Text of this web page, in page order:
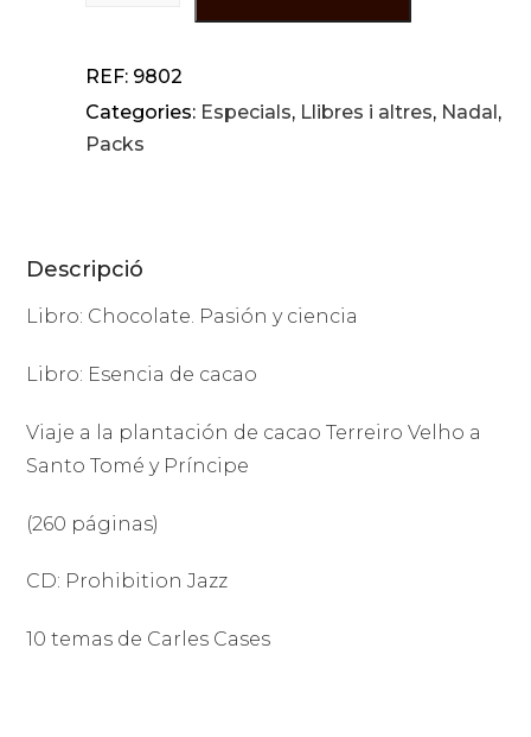
REF: 9802
Categories: Especials, Llibres i altres, Nadal ,
Packs
Descripció
Libro: Chocolate. Pasión y ciencia
Libro: Esencia de cacao
Viaje a la plantación de cacao Terreiro Velho a
Santo Tomé y Príncipe
(260 páginas)
CD: Prohibition Jazz
10 temas de Carles Cases